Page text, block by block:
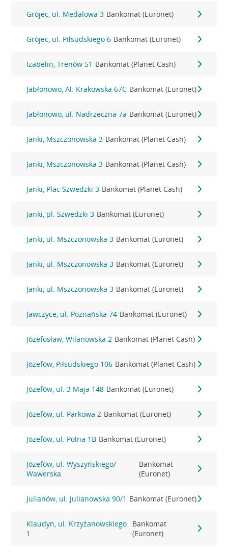
Grójec, ul. Medalowa 3 Bankomat (Euronet)
Grójec, ul. Piłsudskiego 6 Bankomat (Euronet)
Izabelin, Trenów 51 Bankomat (Planet Cash)
Jabłonowo, Al. Krakowska 67C Bankomat (Euronet)
Jabłonowo, ul. Nadrzeczna 7a Bankomat (Euronet)
Janki, Mszczonowska 3 Bankomat (Planet Cash)
Janki, Mszczonowska 3 Bankomat (Planet Cash)
Janki, Plac Szwedzki 3 Bankomat (Planet Cash)
Janki, pl. Szwedzki 3 Bankomat (Euronet)
Janki, ul. Mszczonowska 3 Bankomat (Euronet)
Janki, ul. Mszczonowska 3 Bankomat (Euronet)
Janki, ul. Mszczonowska 3 Bankomat (Euronet)
Jawczyce, ul. Poznańska 74 Bankomat (Euronet)
Józefosław, Wilanowska 2 Bankomat (Planet Cash)
Józefów, Piłsudskiego 106 Bankomat (Planet Cash)
Józefów, ul. 3 Maja 148 Bankomat (Euronet)
Józefów, ul. Parkowa 2 Bankomat (Euronet)
Józefów, ul. Polna 1B Bankomat (Euronet)
Józefów, ul. Wyszyńskiego/
Wawerska
Bankomat
(Euronet)
Julianów, ul. Julianowska 90/1 Bankomat (Euronet)
Klaudyn, ul. Krzyżanowskiego
1
Bankomat
(Euronet)